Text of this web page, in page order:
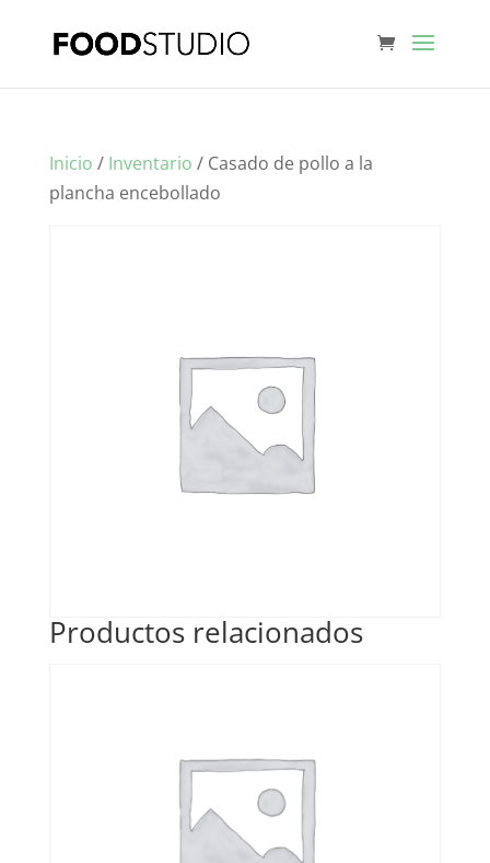
Inicio / Inventario / Casado de pollo a la
plancha encebollado
Productos relacionados